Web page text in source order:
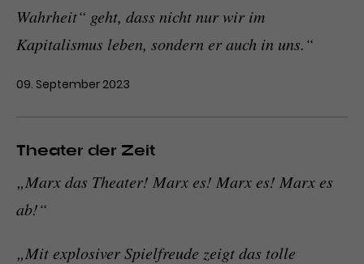
Wahrheit“ geht, dass nicht nur wir im
Kapitalismus leben, sondern er auch in uns.“
09. September 2023
Theater der Zeit
„Marx das Theater! Marx es! Marx es! Marx es
ab!“
„Mit explosiver Spielfreude zeigt das tolle